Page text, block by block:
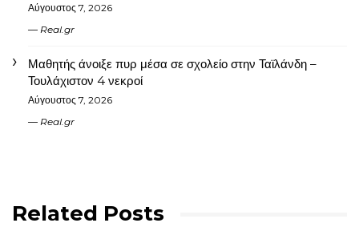
Αύγουστος 7, 2026
Real.gr
Μαθητής άνοιξε πυρ μέσα σε σχολείο στην Ταϊλάνδη –
Τουλάχιστον 4 νεκροί
Αύγουστος 7, 2026
Real.gr
Related Posts